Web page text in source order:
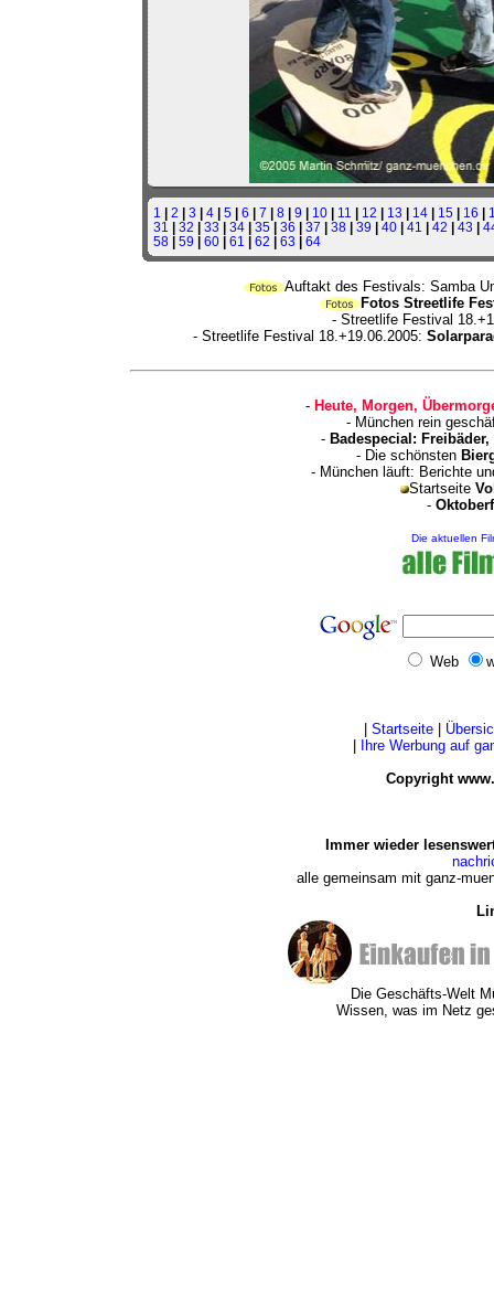
1 | 2 | 3 | 4| 5| 6 | 7 | 8| 9 | 10| 11 | 12 | 13 | 14| 15| 16 |
31 | 32 | 33 | 34| 35| 36 | 37 | 38| 39 | 40| 41 | 42 | 43 |
58| 59 | 60| 61 | 62 | 63 | 64
Auftakt des Festivals: Samba
Fotos Streetlife
- Streetlife Festival
- Streetlife Festival 18.+19.06.2005:
- Heute, Morgen,
- München rein
- Badespecial:
- Die schönsten
- München läuft: Berichte
Startseite
-
Die aktuellen
Web
Startseite
Ihre Werbung auf
Copyright
Immer wieder
alle gemeinsam mit ganz-
Die Geschäfts-Welt
Wissen, was im Netz